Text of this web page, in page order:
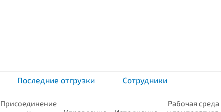
Последние отгрузки Сотрудники
Присоединение
Рабочая среда